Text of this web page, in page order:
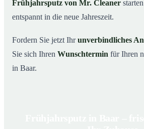
Frühjahrsputz von Mr. Cleaner
entspannt in die neue Jahreszeit.
Fordern Sie jetzt Ihrunverbindliches
Sie sich Ihren Wunschtermin für Ihren
in Baar.